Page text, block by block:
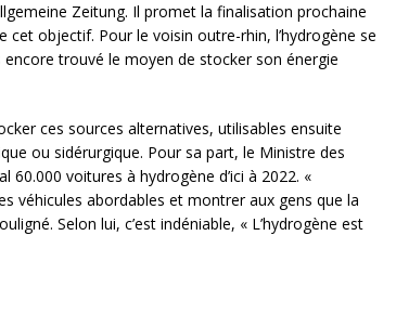
Zeitung. Il promet la finalisation prochaine
cet objectif. Pour le voisin outre-rhin, l’hydrogène se
encore trouvé le moyen de stocker son énergie
ces sources alternatives, utilisables ensuite
ou sidérurgique. Pour sa part, le Ministre des
voitures à hydrogène d’ici à 2022. «
véhicules abordables et montrer aux gens que la
Selon lui, c’est indéniable, « L’hydrogène est